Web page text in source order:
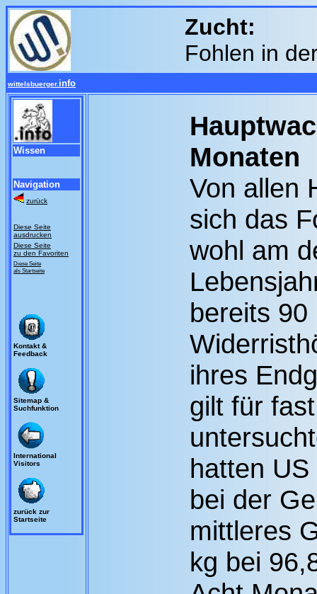
Zucht:
Fohlen in
wittelsbuerger. info
Wissen
Navigation
zurück
Diese Seite
ausdrucken
Diese Seite
zu den Favoriten
Diese Seite
als Startseite
Kontakt &
Feedback
Sitemap &
Suchfunktion
International
Visitors
zurück zur
Startseite
Monaten
Von allen
sich das
wohl am
bereits
ihres
gilt für
hatten
bei der
mittleres
kg bei